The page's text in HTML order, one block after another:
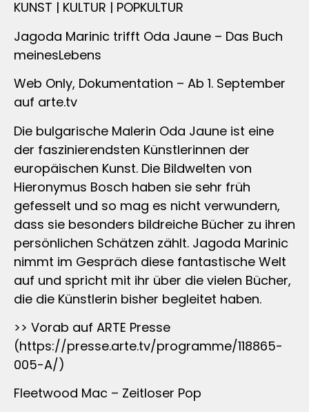
KUNST | KULTUR | POPKULTUR
Jagoda Marinic trifft Oda Jaune – Das Buch
meinesLebens
Web Only, Dokumentation – Ab 1. September
auf arte.tv
Die bulgarische Malerin Oda Jaune ist eine
der faszinierendsten Künstlerinnen der
europäischen Kunst. Die Bildwelten von
Hieronymus Bosch haben sie sehr früh
gefesselt und so mag es nicht verwundern,
dass sie besonders bildreiche Bücher zu ihren
persönlichen Schätzen zählt. Jagoda Marinic
nimmt im Gespräch diese fantastische Welt
auf und spricht mit ihr über die vielen Bücher,
die die Künstlerin bisher begleitet haben.
>> Vorab auf ARTE Presse
(https://presse.arte.tv/programme/118865-
005-A/)
Fleetwood Mac – Zeitloser Pop